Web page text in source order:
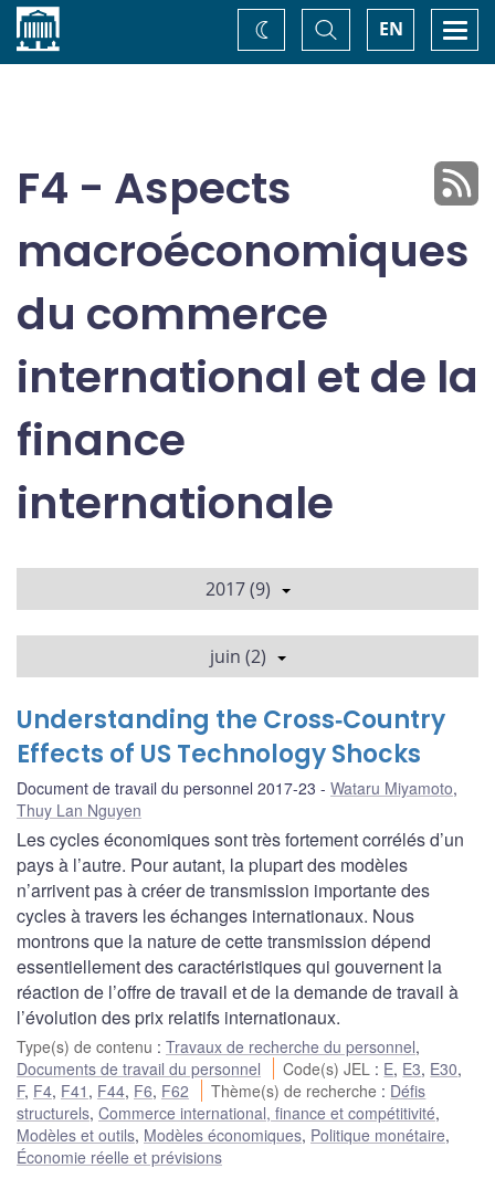
Accueil EN
Basculer
la
recherche
Changez
de
F4 - Aspects
macroéconomiques
du commerce
international et de la
finance
internationale
2017 (9)
juin (2)
Understanding the Cross‐Country
Effects of US Technology Shocks
Document de travail du personnel 2017-23 Wataru Miyamoto,
Thuy Lan Nguyen
Les cycles économiques sont très fortement corrélés d’un
pays à l’autre. Pour autant, la plupart des modèles
n’arrivent pas à créer de transmission importante des
cycles à travers les échanges internationaux. Nous
montrons que la nature de cette transmission dépend
essentiellement des caractéristiques qui gouvernent la
réaction de l’offre de travail et de la demande de travail à
l’évolution des prix relatifs internationaux.
Type(s) de contenu : Travaux de recherche du personnel,
Documents de travail du personnel
Code(s) JEL : E, E3, E30,
F, F4, F41 , F44, F6, F62 Thème(s) de recherche : Défis
structurels, Commerce international, finance et compétitivité,
Modèles et outils, Modèles économiques, Politique monétaire,
Économie réelle et prévisions